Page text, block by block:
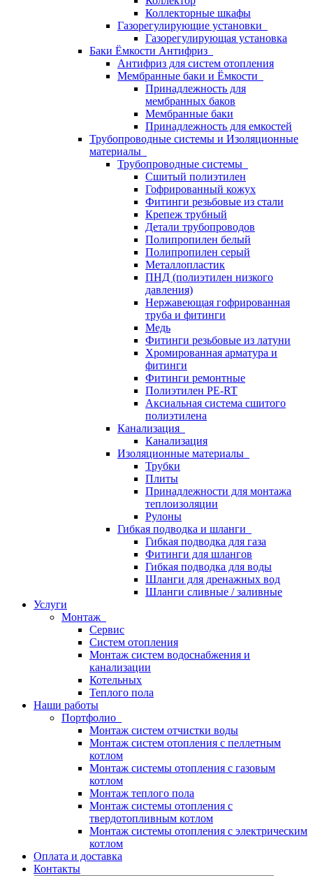
Коллекторные шкафы
Газорегулирующие установки
Газорегулирующая установка
Баки Ёмкости Антифриз
Антифриз для систем отопления
Мембранные баки и Ёмкости
Принадлежность для
мембранных баков
Мембранные баки
Принадлежность для емкостей
Трубопроводные системы и Изоляционные
материалы
Трубопроводные системы
Сшитый полиэтилен
Гофрированный кожух
Фитинги резьбовые из стали
Крепеж трубный
Детали трубопроводов
Полипропилен белый
Полипропилен серый
Металлопластик
ПНД (полиэтилен низкого
давления)
Нержавеющая гофрированная
труба и фитинги
Медь
Фитинги резьбовые из латуни
Хромированная арматура и
фитинги
Фитинги ремонтные
Полиэтилен PE-RT
Аксиальная система сшитого
полиэтилена
Канализация
Канализация
Изоляционные материалы
Трубки
Плиты
Принадлежности для монтажа
теплоизоляции
Рулоны
Гибкая подводка и шланги
Гибкая подводка для газа
Фитинги для шлангов
Гибкая подводка для воды
Шланги для дренажных вод
Шланги сливные / заливные
Услуги
Монтаж
Сервис
Систем отопления
Монтаж систем водоснабжения и
канализации
Котельных
Теплого пола
Наши работы
Портфолио
Монтаж систем отчистки воды
Монтаж систем отопления с пеллетным
котлом
Монтаж системы отопления с газовым
котлом
Монтаж теплого пола
Монтаж системы отопления с
твердотопливным котлом
Монтаж системы отопления с электрическим
котлом
Оплата и доставка
Контакты